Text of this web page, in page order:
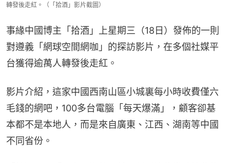
轉發後走紅。（「拾酒」影片截圖）
事緣中國博主「拾酒」上星期三（18日）發佈的一則
對遵義「網球空間網咖」的探訪影片，在多個社媒平
台獲得逾萬人轉發後走紅。
影片介紹，這家中國西南山區小城裏每小時收費僅六
毛錢的網吧，100多台電腦「每天爆滿」，顧客卻基
本都不是本地人，而是來自廣東、江西、湖南等中國
不同省份。